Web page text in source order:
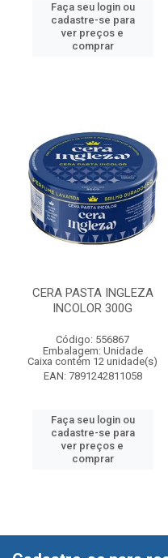
Faça seu login ou
cadastre-se para
ver preços e
comprar
CERA PASTA INGLEZA
INCOLOR 300G
Código: 556867
Embalagem: Unidade
Caixa contém 12 unidade(s)
EAN: 7891242811058
Faça seu login ou
cadastre-se para
ver preços e
comprar